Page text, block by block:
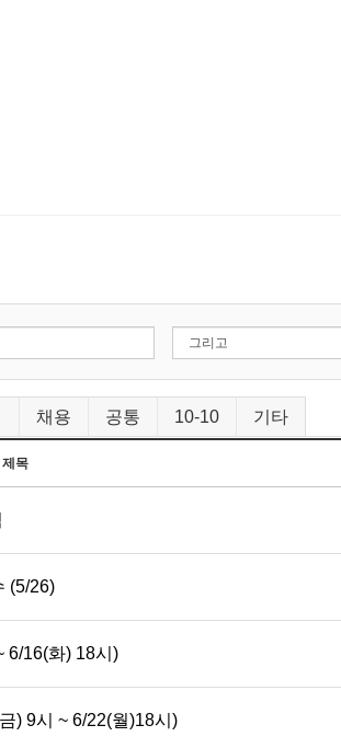
채용 공통 10-10 기타
제목
(5/26)
6/16(화) 18시)
) 9시 ~ 6/22(월)18시)